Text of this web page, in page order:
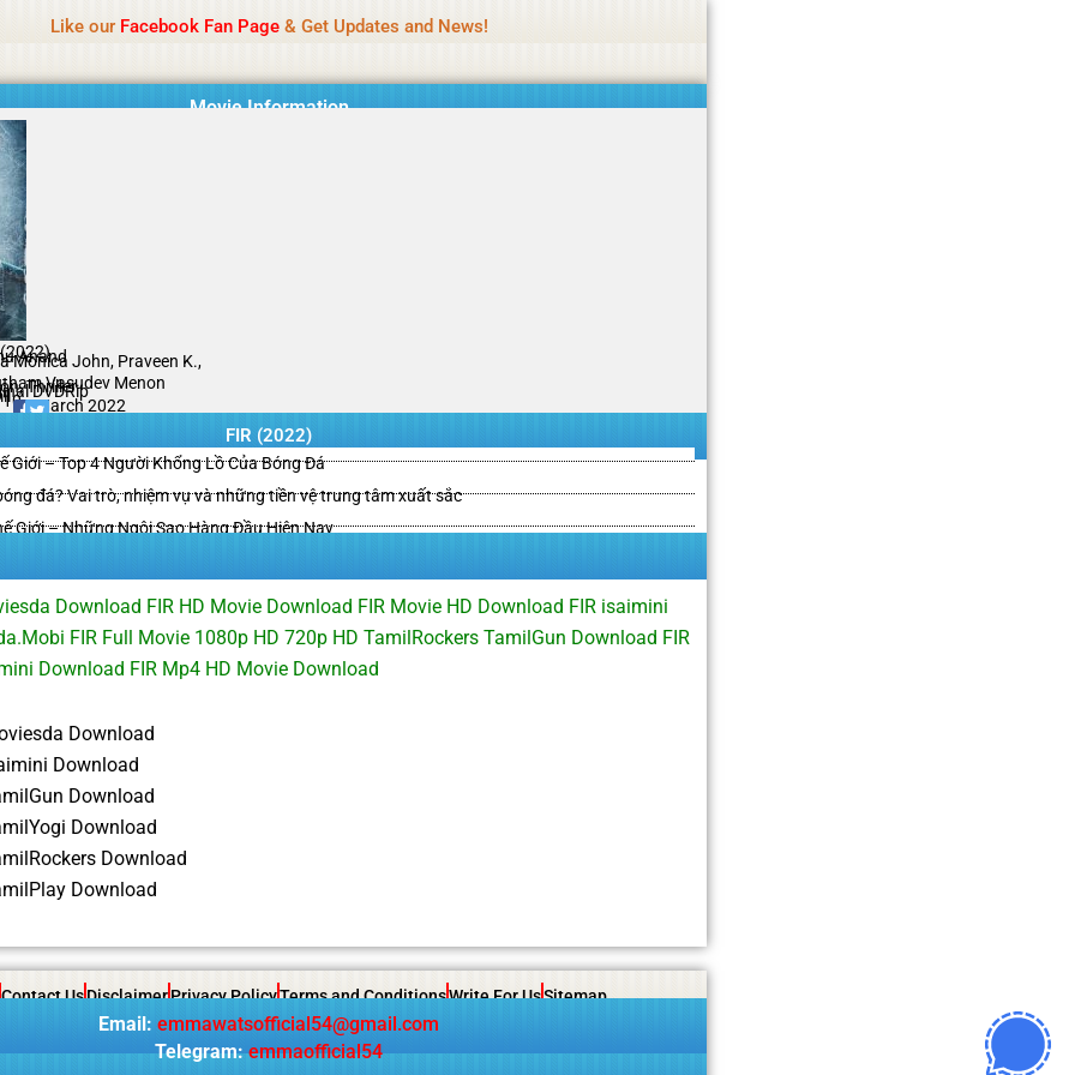
Like our Facebook Fan Page& Get Updates and News!
Movie Information
Anand
Monica John, Praveen K.,
Vasudev Menon
Thriller
DVDRip
12 March 2022
FIR (2022)
Giới – Top 4 Người Khổng Lồ Của Bóng Đá
đá? Vai trò, nhiệm vụ và những tiền vệ trung tâm xuất sắc
Giới – Những Ngôi Sao Hàng Đầu Hiện Nay
Download FIR HD Movie Download FIR Movie HD Download FIR isaimini
FIR Full Movie 1080p HD 720p HD TamilRockers TamilGun Download FIR
Download FIR Mp4 HD Movie Download
Download
Download
Download
Download
Download
Download
Contact UsDisclaimerPrivacy PolicyTerms and ConditionsWrite For UsSitemap
Email: emmawatsofficial54@gmail.com
Telegram: emmaofficial54
content monitoring is not done daily. The owner does not promote or endorse casino, gambling, betting, or CBD.